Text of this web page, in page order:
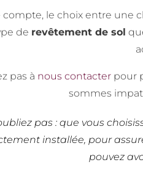
compte, le choix entre une
de revêtement de sol
pas à nous contacterpour
sommes
pas : que vous
installée, pour
pouvez